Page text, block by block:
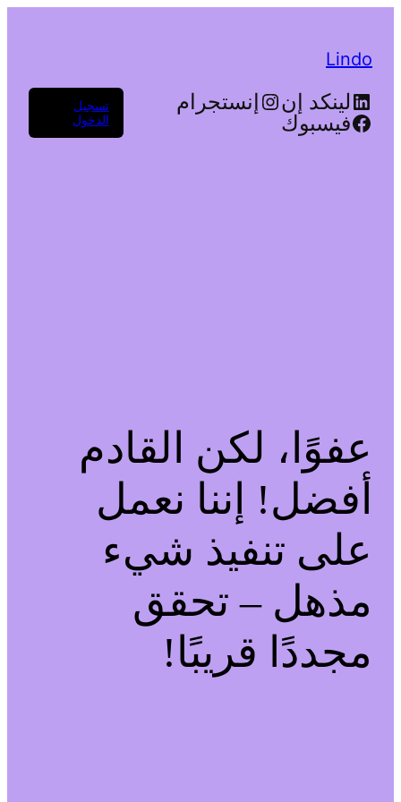
Lindo
لينكد إن
إنستجرام
فيسبوك
تسجيل
الدخول
عفوًا، لكن القادم
أفضل! إننا نعمل
على تنفيذ شيء
مذهل – تحقق
مجددًا قريبًا!